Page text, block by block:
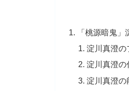
「桃源暗鬼
淀川真澄の
淀川真澄の
淀川真澄の